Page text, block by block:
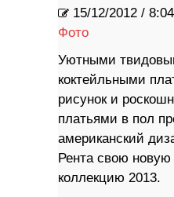
15/12/2012 /
Фото
Уютными
коктейльными
рисунок и
платьями в пол
американский
Рента свою
коллекцию 2013.